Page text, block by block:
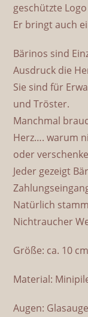
geschützte
Er bringt auch
Bärinos sind
Ausdruck die
Sie sind für
und Tröster.
Manchmal
Herz…. warum
oder
Jeder gezeigt
Natürlich
Nichtraucher
Größe: ca. 10
Material:
Augen: